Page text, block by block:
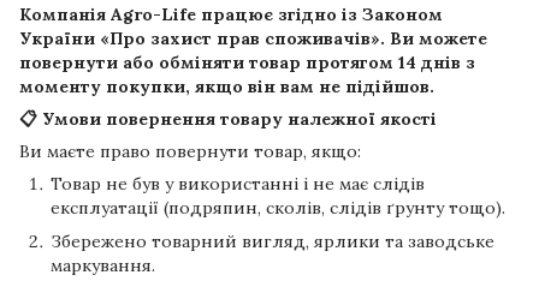
Компанія Agro-Life працює згідно із Законом
України «Про захист прав споживачів». Ви можете
повернути або обміняти товар протягом 14 днів з
моменту покупки, якщо він вам не підійшов.
📋 Умови повернення товару належної якості
Ви маєте право повернути товар, якщо:
Товар не був у використанні і не має слідів
експлуатації (подряпин, сколів, слідів ґрунту тощо).
Збережено товарний вигляд, ярлики та заводське
маркування.